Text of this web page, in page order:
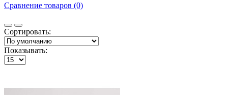
Сравнение товаров (0)
Сортировать:
Показывать: